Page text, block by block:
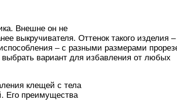
Внешне он не
выкручивателя. Оттенок такого изделия –
– с разными размерами
вариант для избавления от любых
клещей с тела
Его преимущества